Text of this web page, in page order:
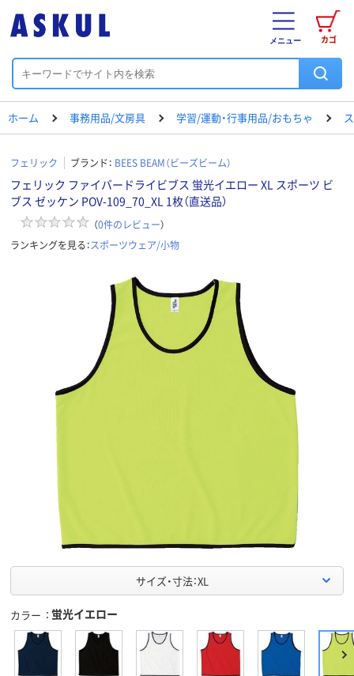
カゴ
メニュー
ホーム 事務用品/文房具 学習/運動・行事用品/おもちゃ
フェリック ブランド： BEES BEAM（ビーズビーム）
フェリック ファイバードライビブス 蛍光イエロー XL スポーツ ビ
ブス ゼッケン POV-109_70_XL 1枚（直送品）
（0件のレビュー）
ランキングを見る：スポーツウェア/小物
サイズ・寸法：XL
カラー 蛍光イエロー